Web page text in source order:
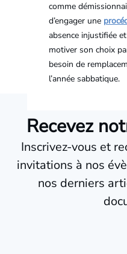
comme
d’engager une
absence injustifiée
motiver son choix
besoin de
l’année sabbatique.
Recevez
Inscrivez-vous et
invitations à nos
nos derniers